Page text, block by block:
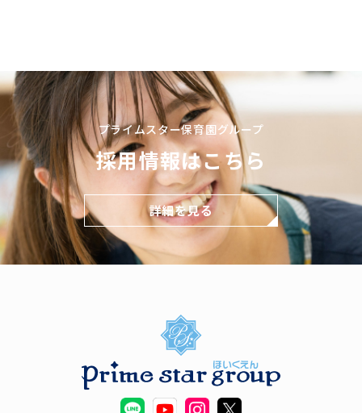
プライムスター保育園グループ
採用情報はこちら
詳細を見る